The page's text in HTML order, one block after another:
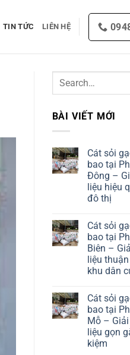
TIN TỨC LIÊN HỆ
BÀI VIẾT MỚI
Cát sỏi
bao tại
Đông –
liệu hiệu
đô thị
on
Cát
sỏi
gạch
đóng
bao
tại
Đông
–
Giải
pháp
vật
liệu
hiệu
quả
Cát sỏi
bao tại
Biên –
liệu
khu dân
on
Cát
sỏi
gạch
đóng
bao
tại
Cát sỏi
bao tại
Mỗ –
liệu gọn
kiệm